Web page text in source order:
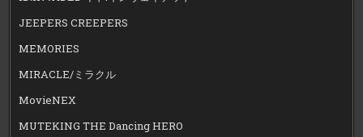
JEEPERS CREEPERS
MEMORIES
MIRACLE/ミラクル
MovieNEX
MUTEKING THE Dancing HERO